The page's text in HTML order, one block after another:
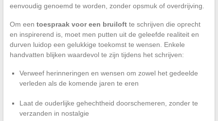
eenvoudig genoemd te worden, zonder opsmuk of overdrijving.
Om een toespraak voor een bruiloftte schrijven die oprecht
en inspirerend is, moet men putten uit de geleefde realiteit en
durven luidop een gelukkige toekomst te wensen. Enkele
handvatten blijken waardevol te zijn tijdens het schrijven:
Verweef herinneringen en wensen om zowel het gedeelde
verleden als de komende jaren te eren
Laat de ouderlijke gehechtheid doorschemeren, zonder te
verzanden in nostalgie